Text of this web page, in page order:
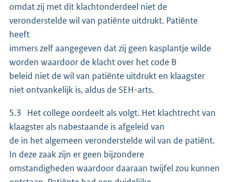
omdat zij met dit klachtonderdeel niet de
veronderstelde wil van patiënte uitdrukt. Patiënte
heeft
immers zelf aangegeven dat zij geen kasplantje wilde
worden waardoor de klacht over het code B
beleid niet de wil van patiënte uitdrukt en klaagster
niet ontvankelijk is, aldus de SEH-arts.
5.3 Het college oordeelt als volgt. Het klachtrecht van
klaagster als nabestaande is afgeleid van
de in het algemeen veronderstelde wil van de patiënt.
In deze zaak zijn er geen bijzondere
omstandigheden waardoor daaraan twijfel zou kunnen